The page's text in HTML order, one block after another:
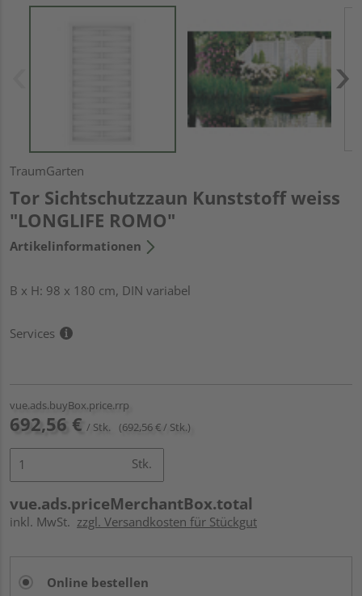
TraumGarten
Tor Sichtschutzzaun Kunststoff weiss
"LONGLIFE ROMO"
Artikelinformationen
B x H: 98 x 180 cm, DIN variabel
Services
vue.ads.buyBox.price.rrp
692,56 € / Stk. (692,56 € / Stk.)
Stk.
vue.ads.priceMerchantBox.total
inkl. MwSt. zzgl. Versandkosten für Stückgut
Online bestellen